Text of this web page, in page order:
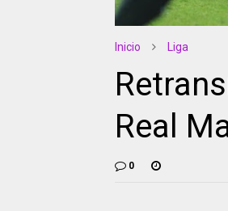
Inicio Liga
Real
0